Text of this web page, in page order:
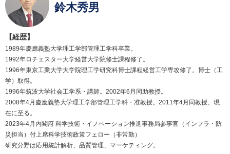
鈴木秀男
【経歴】
1989年慶應義塾大学理工学部管理工学科卒業。
1992年ロチェスター大学経営大学院修士課程修了。
1996年東京工業大学大学院理工学研究科博士課程経営工学専攻修了。博士（工
学）取得。
1996年筑波大学社会工学系・講師。2002年6月同助教授。
2008年4月慶應義塾大学理工学部管理工学科・准教授。2011年4月同教授、現
在に至る。
2023年4月内閣府 科学技術・イノベーション推進事務局参事官（インフラ・防
災担当）付上席科学技術政策フェロー（非常勤）
研究分野は応用統計解析、品質管理、マーケティング。